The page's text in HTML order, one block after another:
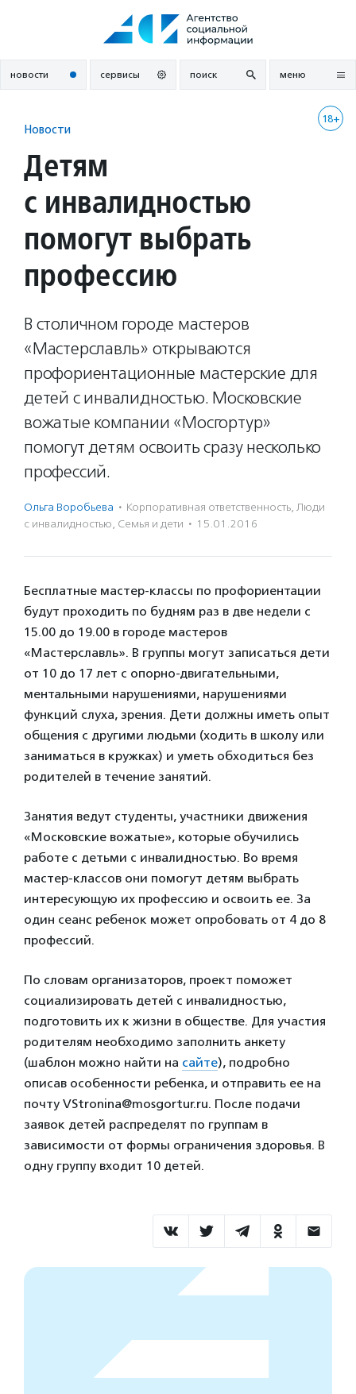
новости сервисы поиск меню
18+
Новости
Детям
с инвалидностью
помогут выбрать
профессию
В столичном городе мастеров
«Мастерславль» открываются
профориентационные мастерские для
детей с инвалидностью. Московские
вожатые компании «Мосгортур»
помогут детям освоить сразу несколько
профессий.
Ольга Воробьева · Корпоративная ответственность, Люди
с инвалидностью, Семья и дети · 15.01.2016
Бесплатные мастер-классы по профориентации
будут проходить по будням раз в две недели с
15.00 до 19.00 в городе мастеров
«Мастерславль». В группы могут записаться дети
от 10 до 17 лет с опорно-двигательными,
ментальными нарушениями, нарушениями
функций слуха, зрения. Дети должны иметь опыт
общения с другими людьми (ходить в школу или
заниматься в кружках) и уметь обходиться без
родителей в течение занятий.
Занятия ведут студенты, участники движения
«Московские вожатые», которые обучились
работе с детьми с инвалидностью. Во время
мастер-классов они помогут детям выбрать
интересующую их профессию и освоить ее. За
один сеанс ребенок может опробовать от 4 до 8
профессий.
По словам организаторов, проект поможет
социализировать детей с инвалидностью,
подготовить их к жизни в обществе. Для участия
родителям необходимо заполнить анкету
(шаблон можно найти на сайте), подробно
описав особенности ребенка, и отправить ее на
почту VStronina@mosgortur.ru. После подачи
заявок детей распределят по группам в
зависимости от формы ограничения здоровья. В
одну группу входит 10 детей.